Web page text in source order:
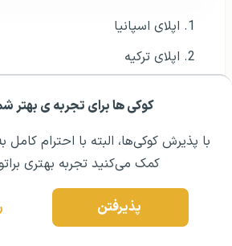
کوکی ها برای تجربه ی بهتر
با پذیرش کوکی‌ها، البته با احترام
کمک می‌کنید تجربه بهتری
پذیرفتن
مشــاوره اولیه رایگان: ۰۲۱ ۴۳۰۰۰ ۰۲۱
اپلای اسپانیا
اپلای ترکیه
اپلای مجارستان
اپلای انگلستان
اپلای سلف فاند